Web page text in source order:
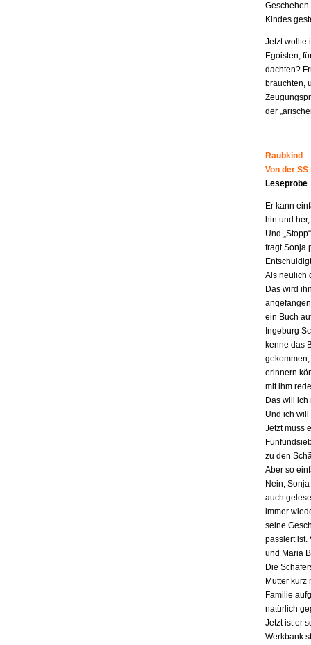
Geschehen
Kindes
Jetzt wollte
Egoisten,
dachten?
brauchten,
der
Raubkind
Von der
Leseprobe
Er kann
hin und
Und
fragt Sonja
Als neulich
Das wird
ein Buch
Ingeburg
kenne das
erinnern
mit ihm
Das will
Und ich
Jetzt muss
zu den
Aber so
Nein,
auch
immer
seine
passiert ist.
und Maria
Die
Mutter
Familie
natürlich
Jetzt ist er
Werkbank